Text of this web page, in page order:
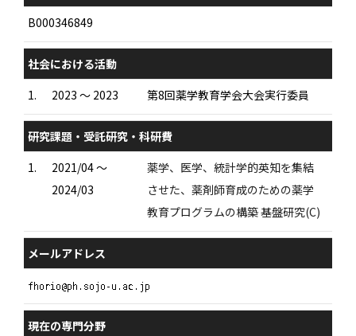
B000346849
社会における活動
1.
2023 ～ 2023 第8回薬学教育学会大会実行委員
研究課題・受託研究・科研費
1.
2021/04 ～
2024/03
薬学、医学、統計学的英知を集結
させた、薬剤師育成のための薬学
教育プログラムの構築 基盤研究(C)
メールアドレス
現在の専門分野